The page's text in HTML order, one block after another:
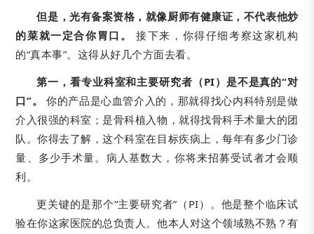
但是，光有备案资格，就像厨师有健康证，不代表他炒
的菜就一定合你胃口。
接下来，你得仔细考察这家机构
的“真本事”。这得从好几个方面去看。
第一，看专业科室和主要研究者（PI）是不是真的“对
口”。
你的产品是心血管介入的，那就得找心内科特别是做
介入很强的科室；是骨科植入物，就得找骨科手术量大的团
队。你得去了解，这个科室在目标疾病上，每年有多少门诊
量、多少手术量。病人基数大，你将来招募受试者才会顺
利。
更关键的是那个“主要研究者”（PI）。他是整个临床试
验在你这家医院的总负责人。他本人对这个领域熟不熟？有